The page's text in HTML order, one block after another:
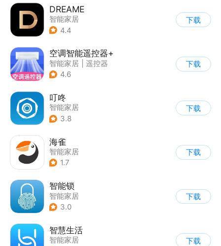
DREAME
智能家居
4.4
下载
空调智能遥控器+
智能家居
遥控器
4.6
下载
叮咚
智能家居
3.8
下载
海雀
智能家居
1.7
下载
智能锁
智能家居
3.0
下载
智慧生活
智能家居
下载